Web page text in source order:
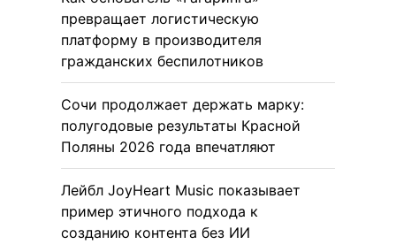
превращает логистическую
платформу в производителя
гражданских беспилотников
Сочи продолжает держать марку:
полугодовые результаты Красной
Поляны 2026 года впечатляют
Лейбл JoyHeart Music показывает
пример этичного подхода к
созданию контента без ИИ